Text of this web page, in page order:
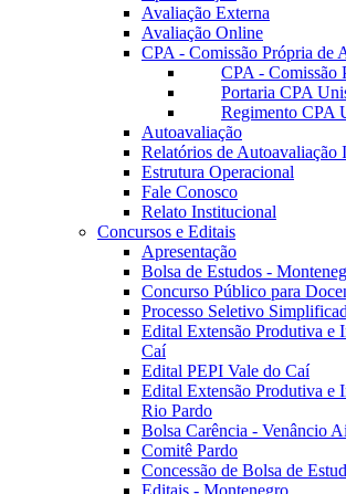
Avaliação Externa
Avaliação Online
CPA - Comissão Própria de
CPA - Comissão
Portaria CPA
Regimento CPA
Autoavaliação
Relatórios de Autoavaliação
Estrutura Operacional
Fale Conosco
Relato Institucional
Concursos e Editais
Apresentação
Bolsa de Estudos -
Concurso Público para
Processo Seletivo
Edital Extensão Produtiva e
Caí
Edital PEPI Vale do Caí
Edital Extensão Produtiva e
Rio Pardo
Bolsa Carência - Venâncio
Comitê Pardo
Concessão de Bolsa de